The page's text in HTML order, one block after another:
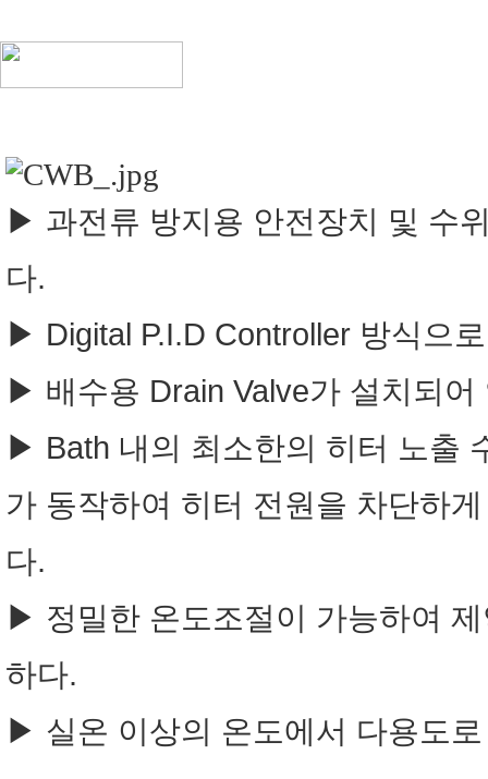
▶ 과전류 방지용 안전장치 및 수
다.
▶ Digital P.I.D Controller 방식으
▶ 배수용 Drain Valve가 설치되
▶ Bath 내의 최소한의 히터 노출
가 동작하여 히터 전원을 차단하
다.
▶ 정밀한 온도조절이 가능하여
하다.
▶ 실온 이상의 온도에서 다용도